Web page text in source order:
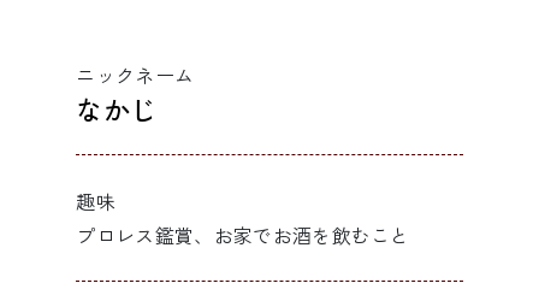
ニックネーム
なかじ
趣味
プロレス鑑賞、お家でお酒を飲むこと